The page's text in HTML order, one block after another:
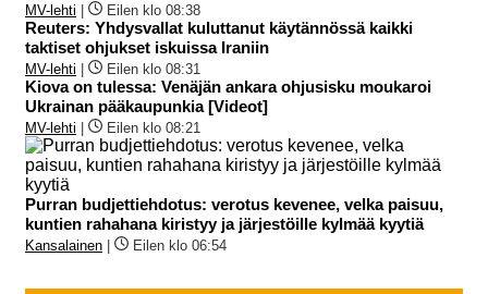
MV-lehti Eilen klo 08:38
Reuters: Yhdysvallat kuluttanut käytännössä kaikki
taktiset ohjukset iskuissa Iraniin
MV-lehti Eilen klo 08:31
Kiova on tulessa: Venäjän ankara ohjusisku moukaroi
Ukrainan pääkaupunkia [Videot]
MV-lehti Eilen klo 08:21
Purran budjettiehdotus: verotus kevenee, velka paisuu,
kuntien rahahana kiristyy ja järjestöille kylmää kyytiä
Kansalainen Eilen klo 06:54